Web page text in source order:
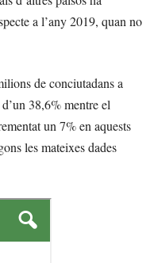
a l’any 2019, quan no
de conciutadans a
38,6% mentre el
un 7% en aquests
les mateixes dades